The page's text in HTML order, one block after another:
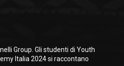
Group. Gli studenti di Youth
Italia 2024 si raccontano